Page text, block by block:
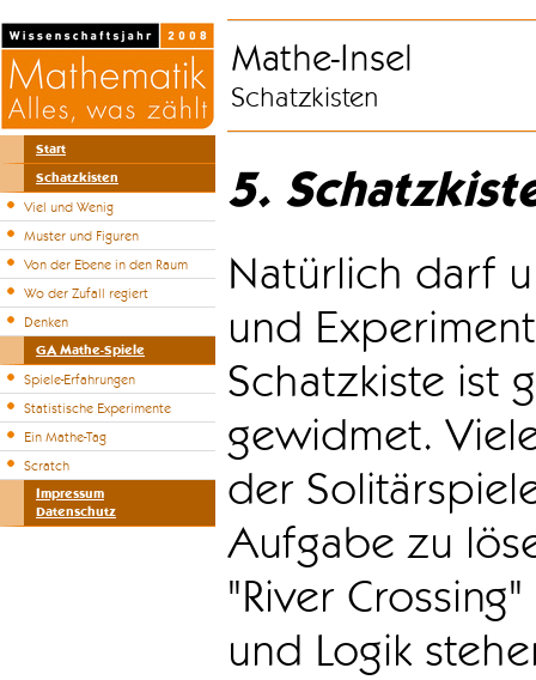
Start
Schatzkisten
Viel und Wenig
Muster und Figuren
Von der Ebene in den Raum
Wo der Zufall regiert
Denken
GA Mathe-Spiele
Spiele-Erfahrungen
Statistische Experimente
Ein Mathe-Tag
Scratch
Impressum
Datenschutz
Mathe-Insel
Schatzkisten
5.
Natürlich darf
und
Schatzkiste ist
gewidmet.
der
Aufgabe zu
"River
und Logik